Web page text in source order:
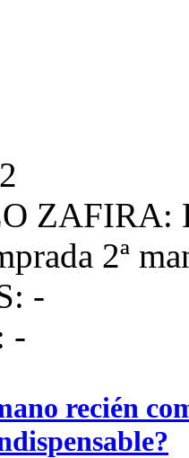
ZAFIRA:
2ª
-
-
recién